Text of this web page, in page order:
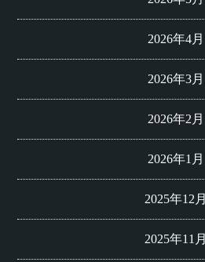
2026年4月
2026年3月
2026年2月
2026年1月
2025年12月
2025年11月